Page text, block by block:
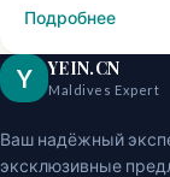
Подробнее
Y YEIN.CN
Maldives Expert
Ваш надёжный
эксклюзивные